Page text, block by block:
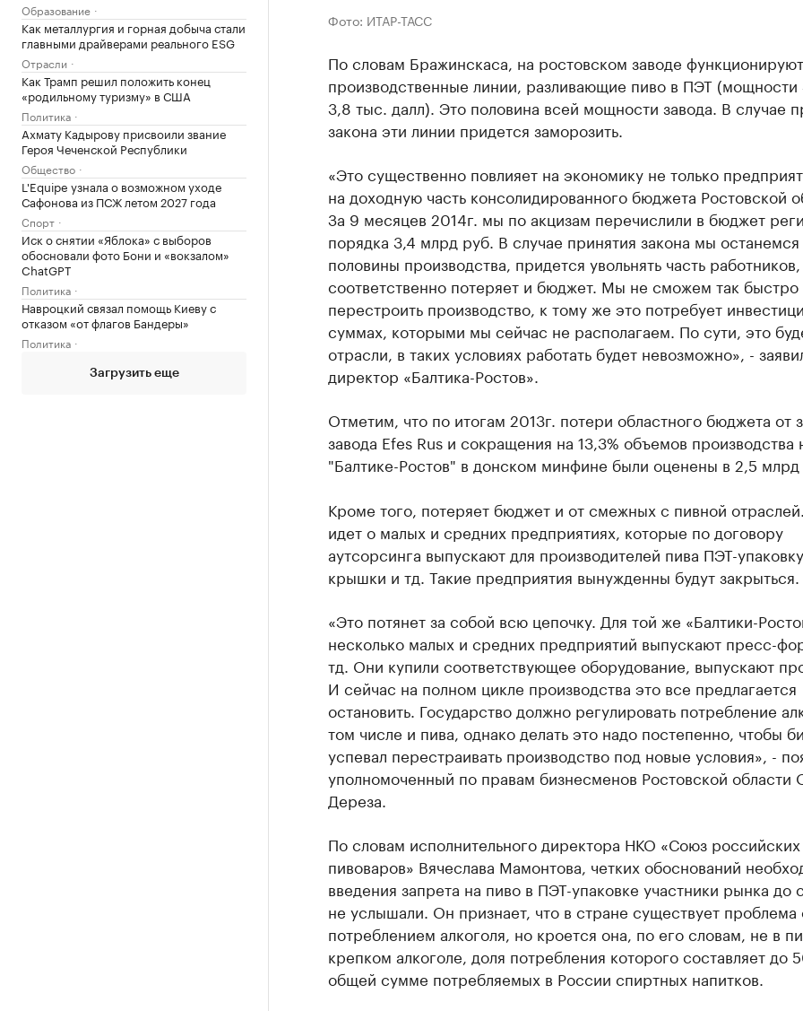
Образование
Как металлургия и горная добыча стали
главными драйверами реального ESG
Отрасли
Как Трамп решил положить конец
«родильному туризму» в США
Политика
Ахмату Кадырову присвоили звание
Героя Чеченской Республики
Общество
L'Equipe узнала о возможном уходе
Сафонова из ПСЖ летом 2027 года
Спорт
Иск о снятии «Яблока» с выборов
обосновали фото Бони и «вокзалом»
ChatGPT
Политика
Навроцкий связал помощь Киеву с
отказом «от флагов Бандеры»
Политика
Загрузить еще
Фото: ИТАР-ТАСС
По словам Бражинскаса, на ростовском заводе
производственные линии, разливающие пиво в ПЭТ (мощности
3,8 тыс. далл). Это половина всей мощности завода. В случае
закона эти линии придется заморозить.
«Это существенно повлияет на экономику не только
на доходную часть консолидированного бюджета Ростовской
За 9 месяцев 2014г. мы по акцизам перечислили в бюджет
порядка 3,4 млрд руб. В случае принятия закона мы останемся
половины производства, придется увольнять часть работников,
соответственно потеряет и бюджет. Мы не сможем так быстро
перестроить производство, к тому же это потребует
суммах, которыми мы сейчас не располагаем. По сути, это
отрасли, в таких условиях работать будет невозможно», -
директор «Балтика-Ростов».
Отметим, что по итогам 2013г. потери областного бюджета от
завода Efes Rus и сокращения на 13,3% объемов производства
"Балтике-Ростов" в донском минфине были оценены в 2,5
Кроме того, потеряет бюджет и от смежных с пивной
идет о малых и средних предприятиях, которые по договору
аутсорсинга выпускают для производителей пива ПЭТ-
крышки и тд. Такие предприятия вынужденны будут закрыться.
«Это потянет за собой всю цепочку. Для той же «Балтики-
несколько малых и средних предприятий выпускают пресс-
тд. Они купили соответствующее оборудование, выпускают
И сейчас на полном цикле производства это все предлагается
остановить. Государство должно регулировать потребление
том числе и пива, однако делать это надо постепенно, чтобы
успевал перестраивать производство под новые условия», -
уполномоченный по правам бизнесменов Ростовской области
Дереза.
По словам исполнительного директора НКО «Союз российских
пивоваров» Вячеслава Мамонтова, четких обоснований
введения запрета на пиво в ПЭТ-упаковке участники рынка до
не услышали. Он признает, что в стране существует проблема
потреблением алкоголя, но кроется она, по его словам, не в
крепком алкоголе, доля потребления которого составляет до
общей сумме потребляемых в России спиртных напитков.